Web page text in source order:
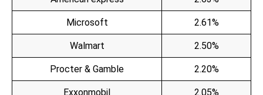
Microsoft 2.61%
Walmart 2.50%
Procter & Gamble 2.20%
Exxonmobil 2.05%